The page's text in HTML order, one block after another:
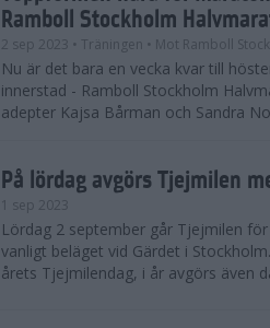
Ramboll Stockholm
2 sep 2023 • Träningen • Mot Ramboll
Nu är det bara en vecka kvar till
innerstad - Ramboll Stockholm
adepter Kajsa Bårman och Sandra
På lördag avgörs Tjejmilen
1 sep 2023
Lördag 2 september går Tjejmilen
vanligt beläget vid Gärdet i
årets Tjejmilendag, i år avgörs även